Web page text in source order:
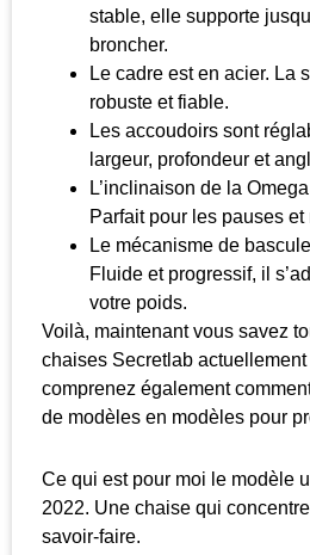
stable, elle supporte
broncher.
Le cadre est en acier. La
robuste et fiable.
Les accoudoirs sont
largeur, profondeur et
L’inclinaison de la
Parfait pour les pauses et
Le mécanisme de
Fluide et progressif, il
votre poids.
Voilà, maintenant vous savez
chaises Secretlab
comprenez également
de modèles en modèles pour
Ce qui est pour moi le modèle
2022. Une chaise qui
savoir-faire.